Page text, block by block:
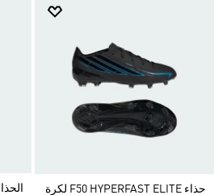
حذاء F50 HYPERFAST ELITE لكرة